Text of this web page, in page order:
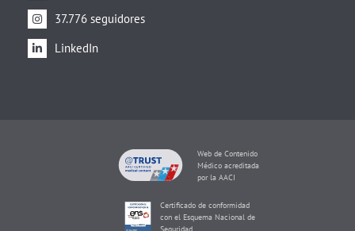
37.776 seguidores
LinkedIn
Web de Contenido
Médico acreditada
por la AACI
Certificado de conformidad
con el Esquema Nacional de
Seguridad